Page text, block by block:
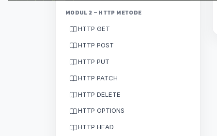
MODUL 2 – HTTP METODE
HTTP GET
HTTP POST
HTTP PUT
HTTP PATCH
HTTP DELETE
HTTP OPTIONS
HTTP HEAD